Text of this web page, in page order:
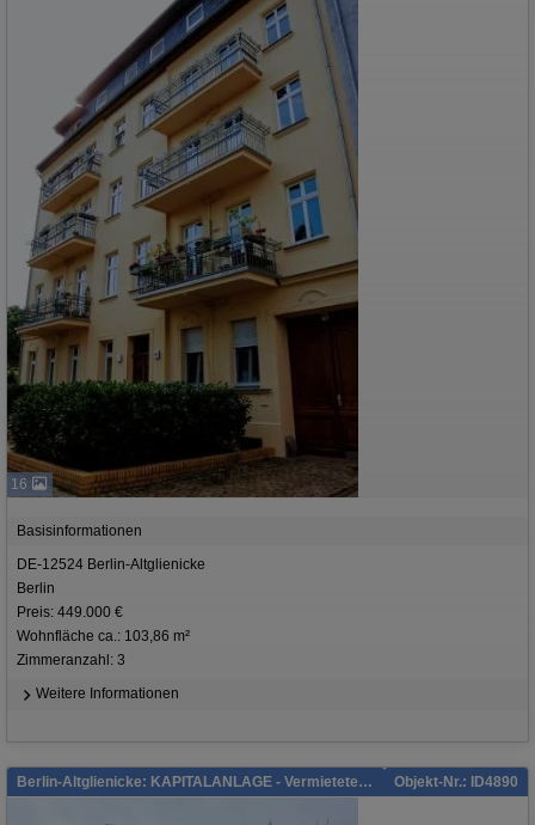
16
Basisinformationen
DE-12524 Berlin-Altglienicke
Berlin
Preis: 449.000 €
Wohnfläche ca.: 103,86 m²
Zimmeranzahl: 3
Weitere Informationen
Berlin-Altglienicke: KAPITALANLAGE - Vermietete geräumige Altbau Wohnung im Grünen Objekt-Nr.: ID4890